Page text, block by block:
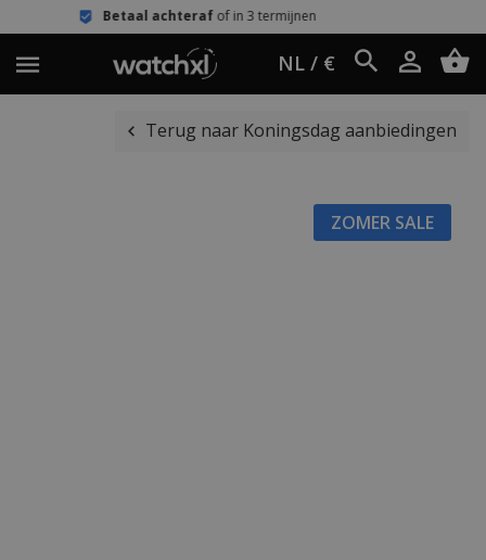
achterafof in 3 termijnen
NL / €
Terug naar Koningsdag aanbiedingen
ZOMER SALE